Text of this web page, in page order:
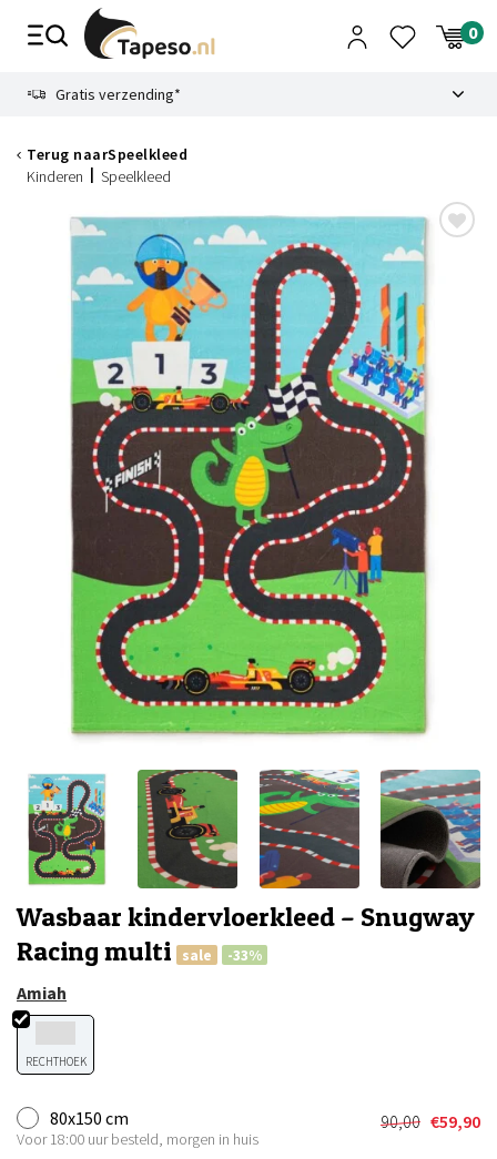
Gratis verzending*
Terug naarSpeelkleed
Kinderen
Speelkleed
Wasbaar kindervloerkleed – Snugway
Racing multi
sale -33%
Amiah
RECHTHOEK
80x150 cm
Voor 18:00 uur besteld, morgen in huis
90,00 €59,90
Huidige